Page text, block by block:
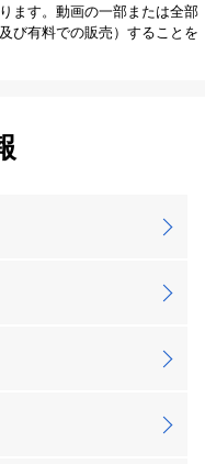
ます。動画の一部または全部
び有料での販売）することを